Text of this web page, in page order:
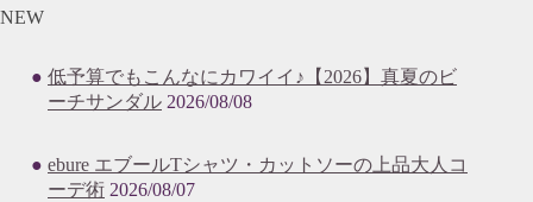
NEW
低予算でもこんなにカワイイ♪【2026】真夏のビ
ーチサンダル 2026/08/08
ebure エブールTシャツ・カットソーの上品大人コ
ーデ術 2026/08/07